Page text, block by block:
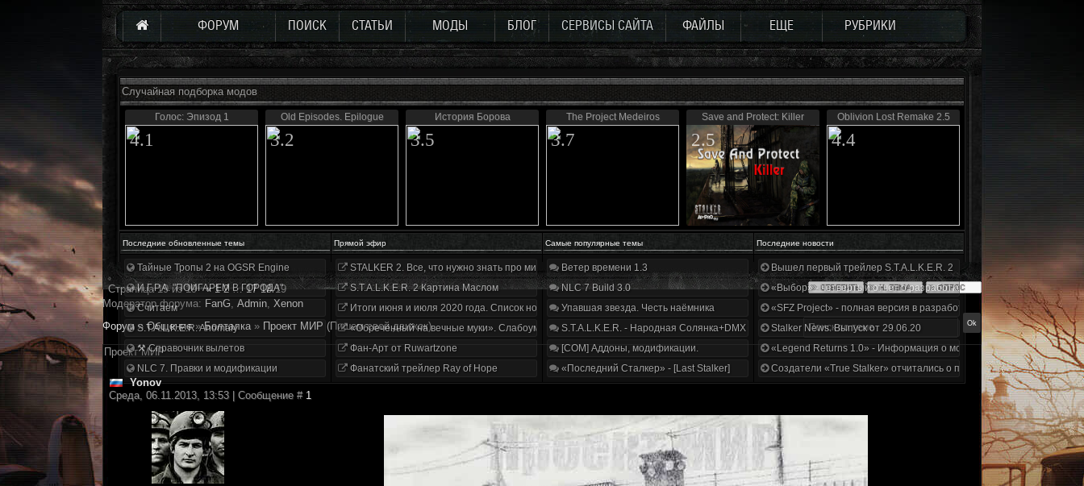
ФОРУМ ПОИСК СТАТЬИ МОДЫ БЛОГ СЕРВИСЫ САЙТА ФАЙЛЫ ЕЩЕ РУБРИКИ
Случайная подборка модов
Голос: Эпизод 1
4.1
Old Episodes. Epilogue
3.2
История Борова
3.5
The Project Medeiros
3.7
Save and Protect: Killer
2.5
Oblivion Lost Remake 2.5
4.4
Последние обновленные темы Прямой эфир Самые популярные темы Последние новости
Тайные Тропы 2 на OGSR Engine
И.Г.Р.А. "ПОИГАРЕМ В ГОРОДА"
Считаем
S.T.A.L.K.E.R. Anomaly
⚒ Справочник вылетов
NLC 7. Правки и модификации
STALKER 2. Все, что нужно знать про мир, геймплей и сюжет | Разбор трейлера
S.T.A.L.K.E.R. 2 Картина Маслом
Итоги июня и июля 2020 года. Список нововведений
«Обречённый на вечные муки». Слабоумие и отвага
Фан-Арт от Ruwartzone
Фанатский трейлер Ray of Hope
Ветер времени 1.3
NLC 7 Build 3.0
Упавшая звезда. Честь наёмника
S.T.A.L.K.E.R. - Народная Солянка+DMX 1.3.5.ООП.МА.К.
[COM] Аддоны, модификации.
«Последний Сталкер» - [Last Stalker]
Вышел первый трейлер S.T.A.L.K.E.R. 2
«Выбор» - четвертый отчет о разработке!
«SFZ Project» - полная версия в разработке!
Stalker News. Выпуск от 29.06.20
«Legend Returns 1.0» - Информация о моде за июнь 2020
Создатели «True Stalker» отчитались о проделанной работе
Страница19из19 « 1 2 … 17 18 19
Модератор форума: FanG, Аdmin, Xenon
Форум » Общение » Болталка » Проект МИР (Пишем свой движок)
Проект МИР
Yonov
Среда, 06.11.2013, 13:53 | Сообщение # 1